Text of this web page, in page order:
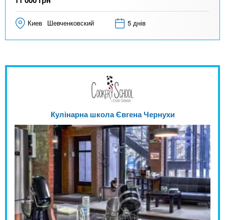
Киев Шевченковский 5 днів
Кулінарна школа Євгена Чернухи